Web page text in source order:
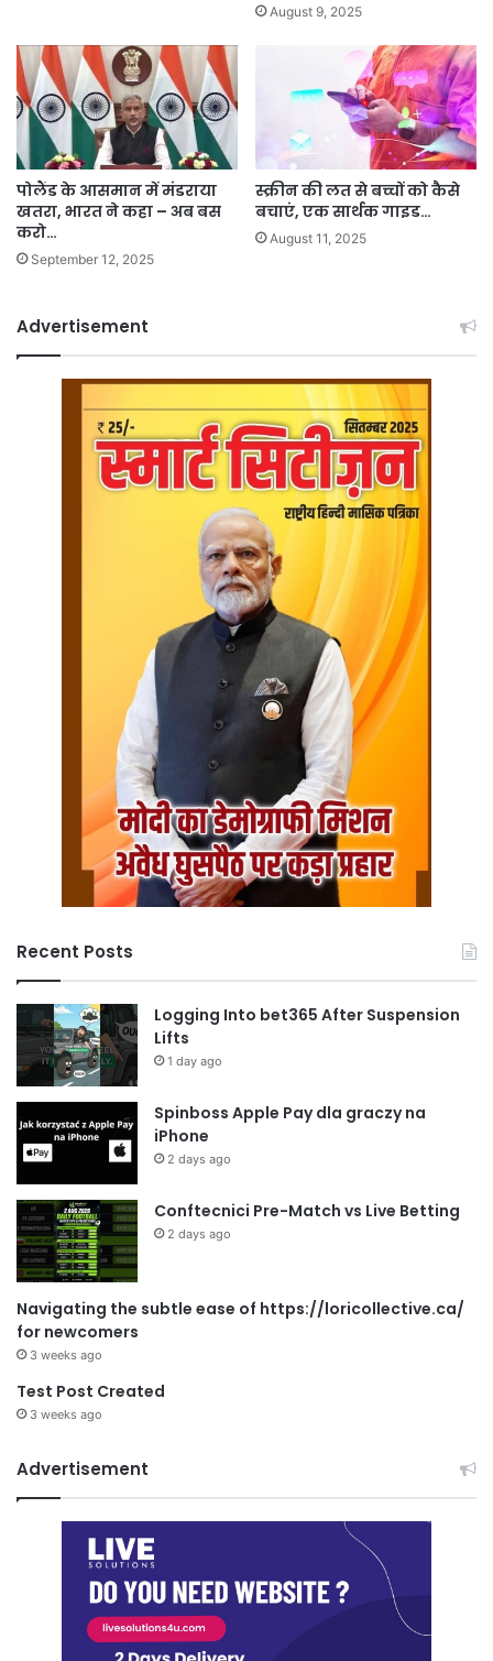
August 9, 2025
पोलैंड के आसमान में मंडराया
खतरा, भारत ने कहा – अब बस
करो…
September 12, 2025
स्क्रीन की लत से बच्चों को कैसे
बचाएं, एक सार्थक गाइड…
August 11, 2025
Advertisement
Recent Posts
Logging Into bet365 After Suspension
Lifts
1 day ago
Spinboss Apple Pay dla graczy na
iPhone
2 days ago
Conftecnici Pre-Match vs Live Betting
2 days ago
Navigating the subtle ease of https://loricollective.ca/
for newcomers
3 weeks ago
Test Post Created
3 weeks ago
Advertisement